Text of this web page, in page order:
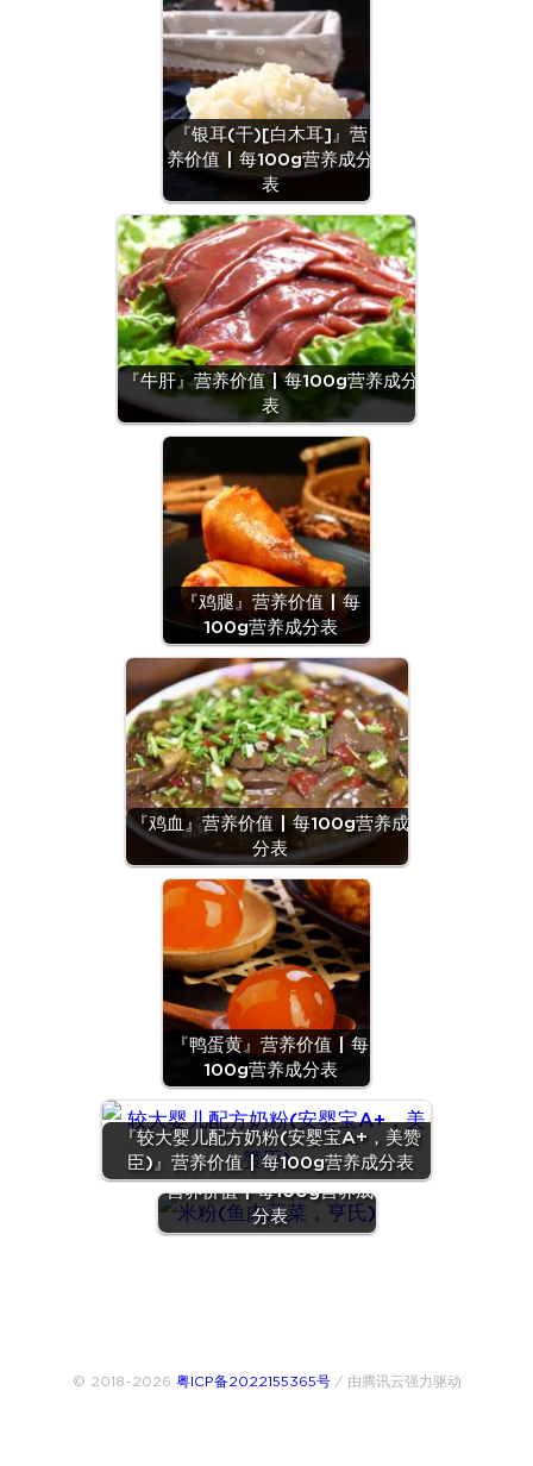
『银耳(干)[白木耳]』营
养价值 | 每100g营养成分
表
『牛肝』营养价值 | 每100g营养成分
表
『鸡腿』营养价值 | 每
100g营养成分表
『鸡血』营养价值 | 每100g营养成
分表
『鸭蛋黄』营养价值 | 每
100g营养成分表
『较大婴儿配方奶粉(安婴宝A+，美赞
臣)』营养价值 | 每100g营养成分表
『米粉(鱼肉蔬菜，亨氏)』
营养价值 | 每100g营养成
分表
© 2018~2026 粤ICP备2022155365号/ 由腾讯云强力驱动